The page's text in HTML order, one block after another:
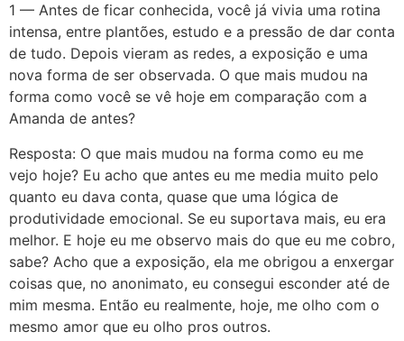
1 — Antes de ficar conhecida, você já vivia uma rotina
intensa, entre plantões, estudo e a pressão de dar conta
de tudo. Depois vieram as redes, a exposição e uma
nova forma de ser observada. O que mais mudou na
forma como você se vê hoje em comparação com a
Amanda de antes?
Resposta: O que mais mudou na forma como eu me
vejo hoje? Eu acho que antes eu me media muito pelo
quanto eu dava conta, quase que uma lógica de
produtividade emocional. Se eu suportava mais, eu era
melhor. E hoje eu me observo mais do que eu me cobro,
sabe? Acho que a exposição, ela me obrigou a enxergar
coisas que, no anonimato, eu consegui esconder até de
mim mesma. Então eu realmente, hoje, me olho com o
mesmo amor que eu olho pros outros.